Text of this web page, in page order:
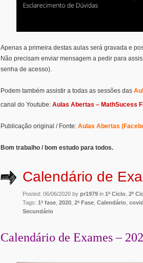
Apenas a primeira destas aulas será gravada e
Não precisam enviar mensagem a pedir para
senha de acesso).
Podem também assistir a todas as sessões das
canal do Youtube: Aulas Abertas – MathSucess
Publicação original / Fonte: Aulas Abertas
Bom trabalho / bom estudo para todos.
Calendário de
Posted: 06/06/2020 by pr1979 in 1º Ciclo 2º
Tags: 1ª fase 2020 2ª Fase Calendário
Secundário
Calendário de Exames –